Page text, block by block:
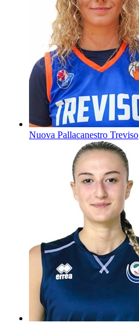
Nuova Pallacanestro Treviso